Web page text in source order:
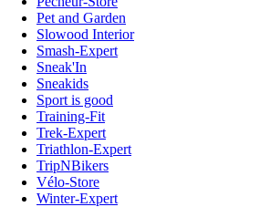
Pet and Garden
Slowood Interior
Smash-Expert
Sneak'In
Sneakids
Sport is good
Training-Fit
Trek-Expert
Triathlon-Expert
TripNBikers
Vélo-Store
Winter-Expert